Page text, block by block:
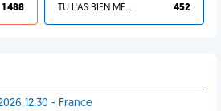
1 488 TU L'AS BIEN MÉRITÉ 452
12:30 - France